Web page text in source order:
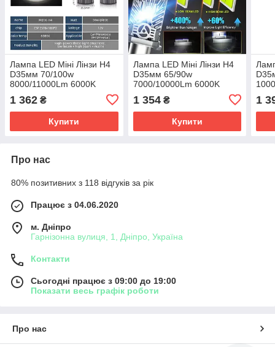
Лампа LED Міні Лінзи H4
D35мм 70/100w
8000/11000Lm 6000K
3570+1860*2 12 V "M01K"
1 362 ₴
Купити
Лампа LED Міні Лінзи H4
D35мм 65/90w
7000/10000Lm 6000K
"M01P"
1 354₴
Купити
1
Про нас
80% позитивних з 118 відгуків за рік
Працює з 04.06.2020
м. Дніпро
Гарнізонна вулиця, 1, Дніпро, Україна
Контакти
Сьогодні працює з 09:00 до 19:00
Показати весь графік роботи
Про нас